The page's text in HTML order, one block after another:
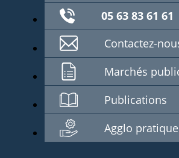
05 63 83 61 61
Contactez-
Marchés
Publications
Agglo pratique